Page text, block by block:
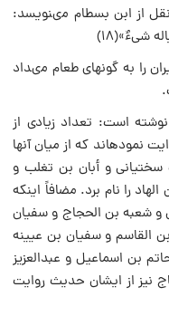
از ابن بسطام مىنویسد:
شیءٌ»(۱۸)
را به گونهاى طعام مىداد
و در جلد سوم این کتاب در صفحه ۱۹۸ نوشته است: تعداد زیادى از
نمودهاند که از میان آنها
و أبان بن تغلب و
را نام برد. مضافاً اینکه
و شعبه بن الحجاج و سفیان
القاسم و سفیان بن عیینه
بن اسماعیل و عبدالعزیز
نیز از ایشان حدیث روایت